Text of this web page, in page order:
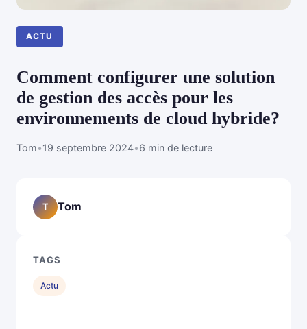
ACTU
Comment configurer une solution
de gestion des accès pour les
environnements de cloud hybride?
Tom•19 septembre 2024•6 min de lecture
T Tom
TAGS
Actu